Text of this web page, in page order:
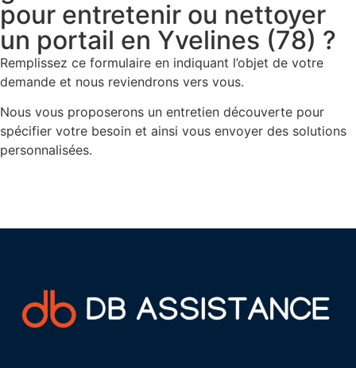
pour entretenir ou nettoyer
un portail en Yvelines (78) ?
Remplissez ce formulaire en indiquant l’objet de votre
demande et nous reviendrons vers vous.
Nous vous proposerons un entretien découverte pour
spécifier votre besoin et ainsi vous envoyer des solutions
personnalisées.